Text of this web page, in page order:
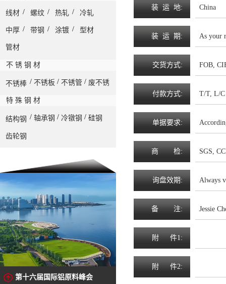
线材 / 螺纹 / 热轧 / 冷轧
中厚 / 带钢 / 涂镀 / 型材
管材
不 锈 钢 材
不锈棒 / 不锈板 / 不锈管 / 废不锈
特 殊 钢 材
结构钢 / 轴承钢 / 冷镦钢 / 硅钢
齿轮钢
第十六届国际铝原料峰会
装 运 地: China
装 运 期 : As your
交货方式: FOB,
付款方式: T/T, L/C
单据要求:
商 检: SGS,
询盘效期 : Always
备 注: Jessie
附 件1:
附 件2: